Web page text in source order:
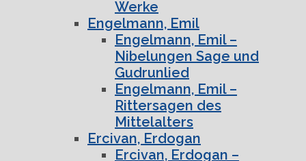
Werke
Engelmann, Emil
Engelmann, Emil –
Nibelungen Sage und
Gudrunlied
Engelmann, Emil –
Rittersagen des
Mittelalters
Ercivan, Erdogan
Ercivan, Erdogan –